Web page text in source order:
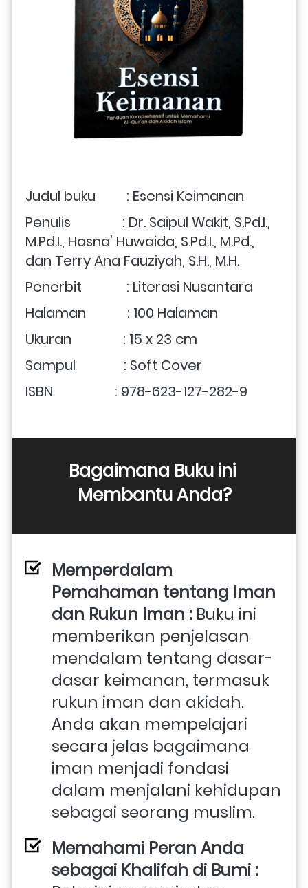
Judul buku         : Esensi Keimanan
Penulis               : Dr. Saipul Wakit, S.Pd.I.,
M.Pd.I., Hasna’ Huwaida, S.Pd.I., M.Pd.,
dan Terry Ana Fauziyah, S.H., M.H.
Penerbit             : Literasi Nusantara
Halaman            : 100 Halaman
Ukuran               : 15 x 23 cm
Sampul              : Soft Cover
ISBN                  : 978-623-127-282-9
Bagaimana Buku ini
Membantu Anda?
Memperdalam
Pemahaman tentang Iman
dan Rukun Iman : Buku ini
memberikan penjelasan
mendalam tentang dasar-
dasar keimanan, termasuk
rukun iman dan akidah.
Anda akan mempelajari
secara jelas bagaimana
iman menjadi fondasi
dalam menjalani kehidupan
sebagai seorang muslim.
Memahami Peran Anda